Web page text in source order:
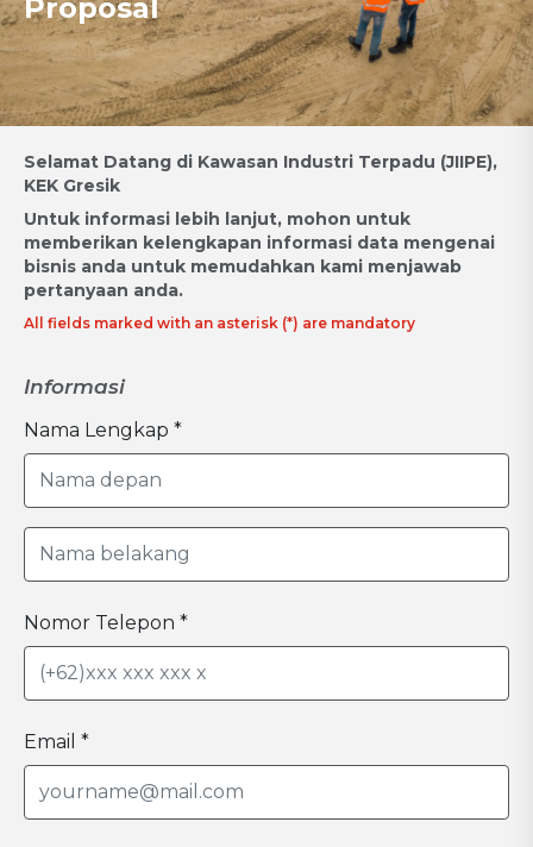
Proposal
Selamat Datang di Kawasan Industri Terpadu (JIIPE),
KEK Gresik
Untuk informasi lebih lanjut, mohon untuk
memberikan kelengkapan informasi data mengenai
bisnis anda untuk memudahkan kami menjawab
pertanyaan anda.
All fields marked with an asterisk (*) are mandatory
Informasi
Nama Lengkap *
Nomor Telepon *
Email *